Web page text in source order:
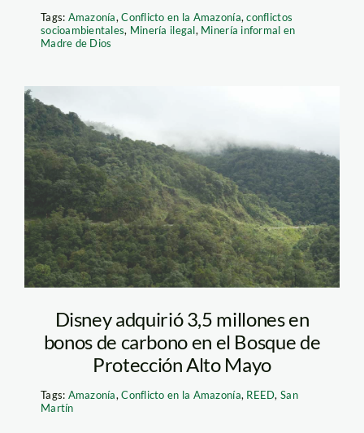
Tags: Amazonía,Conflicto en la Amazonía,conflictos
socioambientales, Minería ilegal, Minería informal en
Madre de Dios
ccap06
Disney adquirió 3,5 millones en
bonos de carbono en el Bosque de
Protección Alto Mayo
Tags: Amazonía,Conflicto en la Amazonía, REED, San
Martín